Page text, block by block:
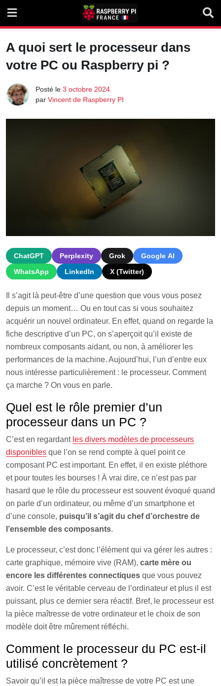
content
A quoi sert le processeur dans
votre PC ou Raspberry pi ?
Posté le 3 octobre 2024
par Vincent de Raspberry PI
ChatGPT Perplexity Grok
Google AI
WhatsApp
LinkedIn X (Twitter)
Il s’agit là peut-être d’une question que vous vous posez
depuis un moment… Ou en tout cas si vous souhaitez
acquérir un nouvel ordinateur. En effet, quand on regarde la
fiche descriptive d’un PC, on s’aperçoit qu’il existe de
nombreux composants aidant, ou non, à améliorer les
performances de la machine. Aujourd’hui, l’un d’entre eux
nous intéresse particulièrement : le processeur. Comment
ça marche ? On vous en parle.
Quel est le rôle premier d’un
processeur dans un PC ?
C’est en regardant les divers modèles de processeurs
disponibles que l’on se rend compte à quel point ce
composant PC est important. En effet, il en existe pléthore
et pour toutes les bourses ! À vrai dire, ce n’est pas par
hasard que le rôle du processeur est souvent évoqué quand
on parle d’un ordinateur, ou même d’un smartphone et
d’une console, puisqu’il s’agit du chef d’orchestre de
l’ensemble des composants.
Le processeur, c’est donc l’élément qui va gérer les autres :
carte graphique, mémoire vive (RAM), carte mère ou
encore les différentes connectiques que vous pouvez
avoir. C’est le véritable cerveau de l’ordinateur et plus il est
puissant, plus ce dernier sera réactif. Bref, le processeur est
la pièce maîtresse de votre ordinateur et le choix de son
modèle doit être mûrement réfléchi.
Comment le processeur du PC est-il
utilisé concrètement ?
Savoir qu’il est la pièce maîtresse de votre PC est une